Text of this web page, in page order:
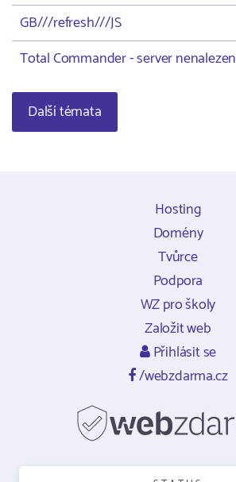
GB///refresh///JS
Total Commander - server nenalezen
Další témata
Hosting
Domény
Tvůrce
Podpora
WZ pro školy
Založit web
Přihlásit se
/webzdarma.cz